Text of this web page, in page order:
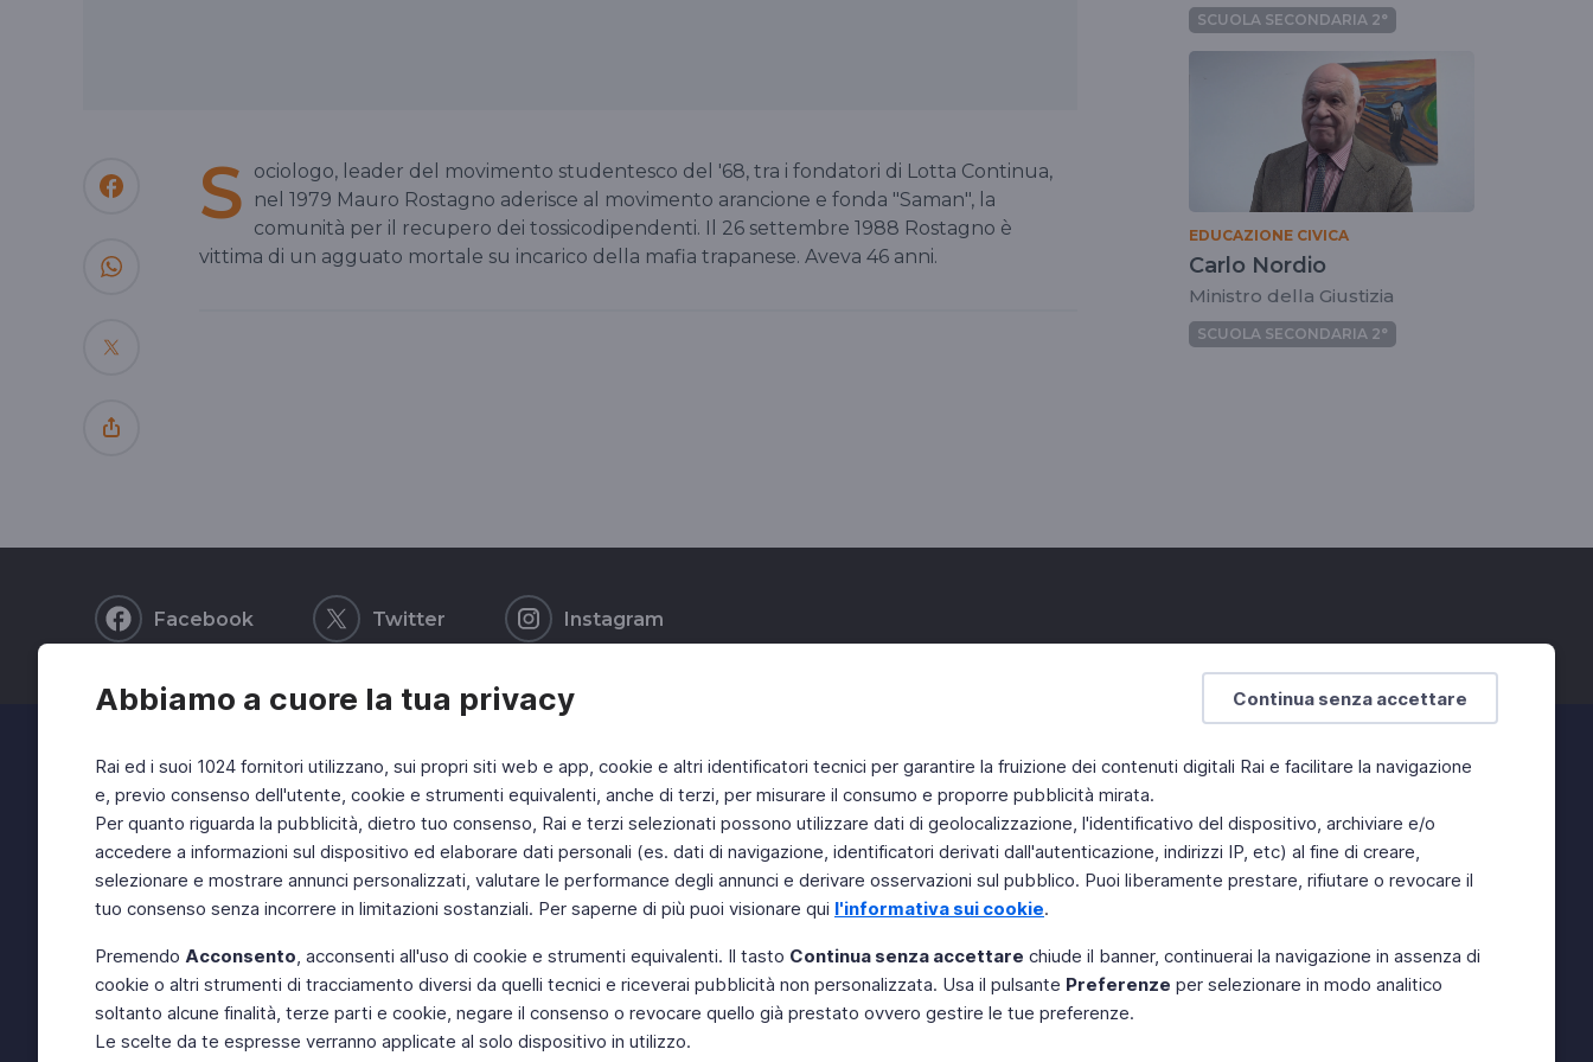
Continua senza accettare
Abbiamo a cuore la tua privacy
Rai ed i suoi 1024 fornitori utilizzano, sui propri siti web e app, cookie e altri identificatori tecnici per garantire la fruizione dei contenuti digitali Rai e facilitare la navigazione
e, previo consenso dell'utente, cookie e strumenti equivalenti, anche di terzi, per misurare il consumo e proporre pubblicità mirata.
Per quanto riguarda la pubblicità, dietro tuo consenso, Rai e terzi selezionati possono utilizzare dati di geolocalizzazione, l'identificativo del dispositivo, archiviare e/o
accedere a informazioni sul dispositivo ed elaborare dati personali (es. dati di navigazione, identificatori derivati dall'autenticazione, indirizzi IP, etc) al fine di creare,
selezionare e mostrare annunci personalizzati, valutare le performance degli annunci e derivare osservazioni sul pubblico. Puoi liberamente prestare, rifiutare o revocare il
tuo consenso senza incorrere in limitazioni sostanziali. Per saperne di più puoi visionare qui l'informativa sui cookie.
Premendo Acconsento, acconsenti all'uso di cookie e strumenti equivalenti. Il tasto Continua senza accettare chiude il banner, continuerai la navigazione in assenza di
cookie o altri strumenti di tracciamento diversi da quelli tecnici e riceverai pubblicità non personalizzata. Usa il pulsante Preferenze per selezionare in modo analitico
soltanto alcune finalità, terze parti e cookie, negare il consenso o revocare quello già prestato ovvero gestire le tue preferenze.
Le scelte da te espresse verranno applicate al solo dispositivo in utilizzo.
S ociologo, leader del movimento studentesco del '68, tra i fondatori di Lotta Continua,
nel 1979 Mauro Rostagno aderisce al movimento arancione e fonda "Saman", la
comunità per il recupero dei tossicodipendenti. Il 26 settembre 1988 Rostagno è
vittima di un agguato mortale su incarico della mafia trapanese. Aveva 46 anni.
SCUOLA SECONDARIA 2°
EDUCAZIONE CIVICA
Carlo Nordio
Ministro della Giustizia
SCUOLA SECONDARIA 2°
Facebook Twitter Instagram